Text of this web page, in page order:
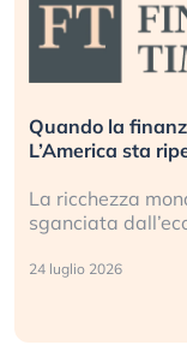
Quando la
L’America sta
La ricchezza
sganciata
24 luglio 2026